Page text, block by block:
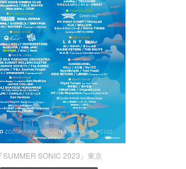
『SUMMER SONIC 2023』東京